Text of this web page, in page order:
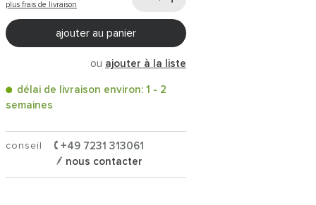
plus frais de livraison
ajouter au panier
ou ajouter à la liste
délai de livraison environ: 1 - 2
semaines
conseil
+49 7231 313061
nous contacter